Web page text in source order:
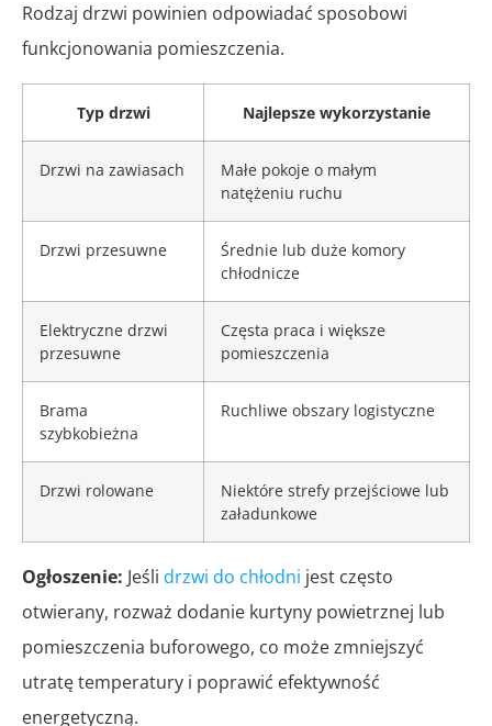
Rodzaj drzwi powinien odpowiadać sposobowi
funkcjonowania pomieszczenia.
Typ drzwi Najlepsze wykorzystanie
Drzwi na zawiasach
Małe pokoje o małym
natężeniu ruchu
Drzwi przesuwne
Średnie lub duże komory
chłodnicze
Elektryczne drzwi
przesuwne
Częsta praca i większe
pomieszczenia
Brama
szybkobieżna
Ruchliwe obszary logistyczne
Drzwi rolowane
Niektóre strefy przejściowe lub
załadunkowe
Ogłoszenie: Jeśli drzwi do chłodni jest często
otwierany, rozważ dodanie kurtyny powietrznej lub
pomieszczenia buforowego, co może zmniejszyć
utratę temperatury i poprawić efektywność
energetyczną.